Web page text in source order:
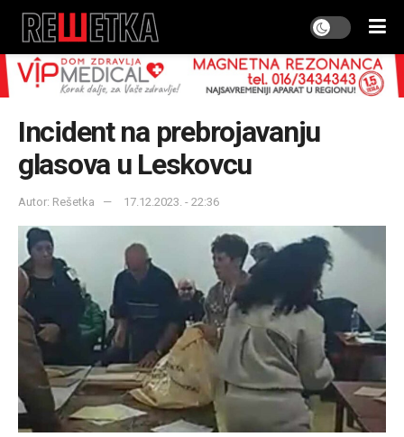
Incident na prebrojavanju
glasova u Leskovcu
Autor: Rešetka 17.12.2023. - 22:36